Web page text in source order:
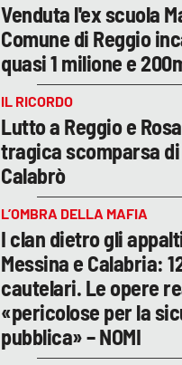
Venduta l'ex scuola
Comune di Reggio
quasi 1 milione e
IL RICORDO
Lutto a Reggio e
tragica scomparsa di
Calabrò
L’OMBRA DELLA MAFIA
I clan dietro gli
Messina e Calabria:
cautelari. Le opere
«pericolose per la
pubblica» – NOMI